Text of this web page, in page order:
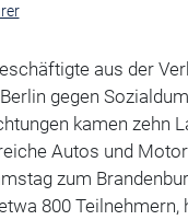
aus der
gegen
kamen zehn
Autos und
zum
800